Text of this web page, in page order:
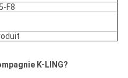
F8
K-LING?